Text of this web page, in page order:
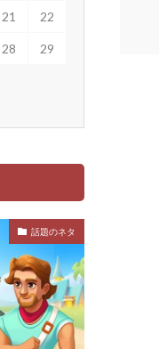
21 22
28 29
話題のネタ